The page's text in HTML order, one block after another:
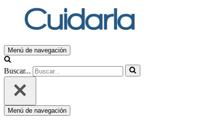
Menú de navegación
Buscar...
Menú de navegación